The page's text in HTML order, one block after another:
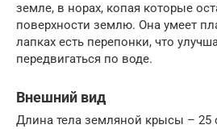
земле, в норах, копая которые
поверхности землю. Она умеет
лапках есть перепонки, что
передвигаться по воде.
Внешний вид
Длина тела земляной крысы – 25